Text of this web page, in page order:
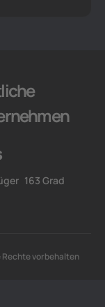
163 Grad
Rechte vorbehalten